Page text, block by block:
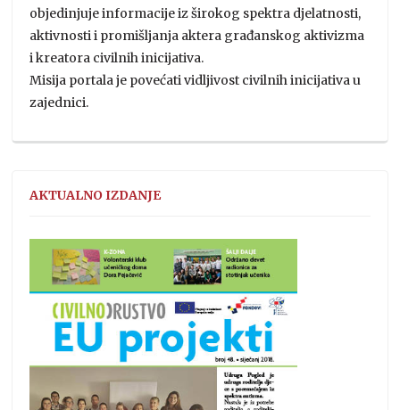
objedinjuje informacije iz širokog spektra djelatnosti,
aktivnosti i promišljanja aktera građanskog aktivizma
i kreatora civilnih inicijativa.
Misija portala je povećati vidljivost civilnih inicijativa u
zajednici.
AKTUALNO IZDANJE